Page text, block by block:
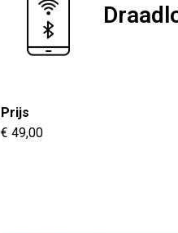
Prijs
€ 49,00